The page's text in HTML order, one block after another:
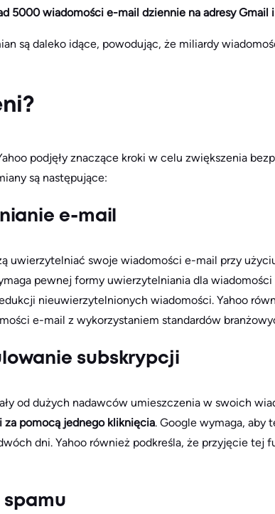
5000 wiadomości e-mail dziennie na adresy Gmail i
są daleko idące, powodując, że miliardy
podjęły znaczące kroki w celu zwiększenia
są następujące:
e-mail
uwierzytelniać swoje wiadomości e-mail przy
pewnej formy uwierzytelniania dla
nieuwierzytelnionych wiadomości. Yahoo
e-mail z wykorzystaniem standardów
subskrypcji
od dużych nadawców umieszczenia w swoich
za pomocą jednego kliknięcia. Google wymaga, aby
dni. Yahoo również podkreśla, że przyjęcie tej
spamu